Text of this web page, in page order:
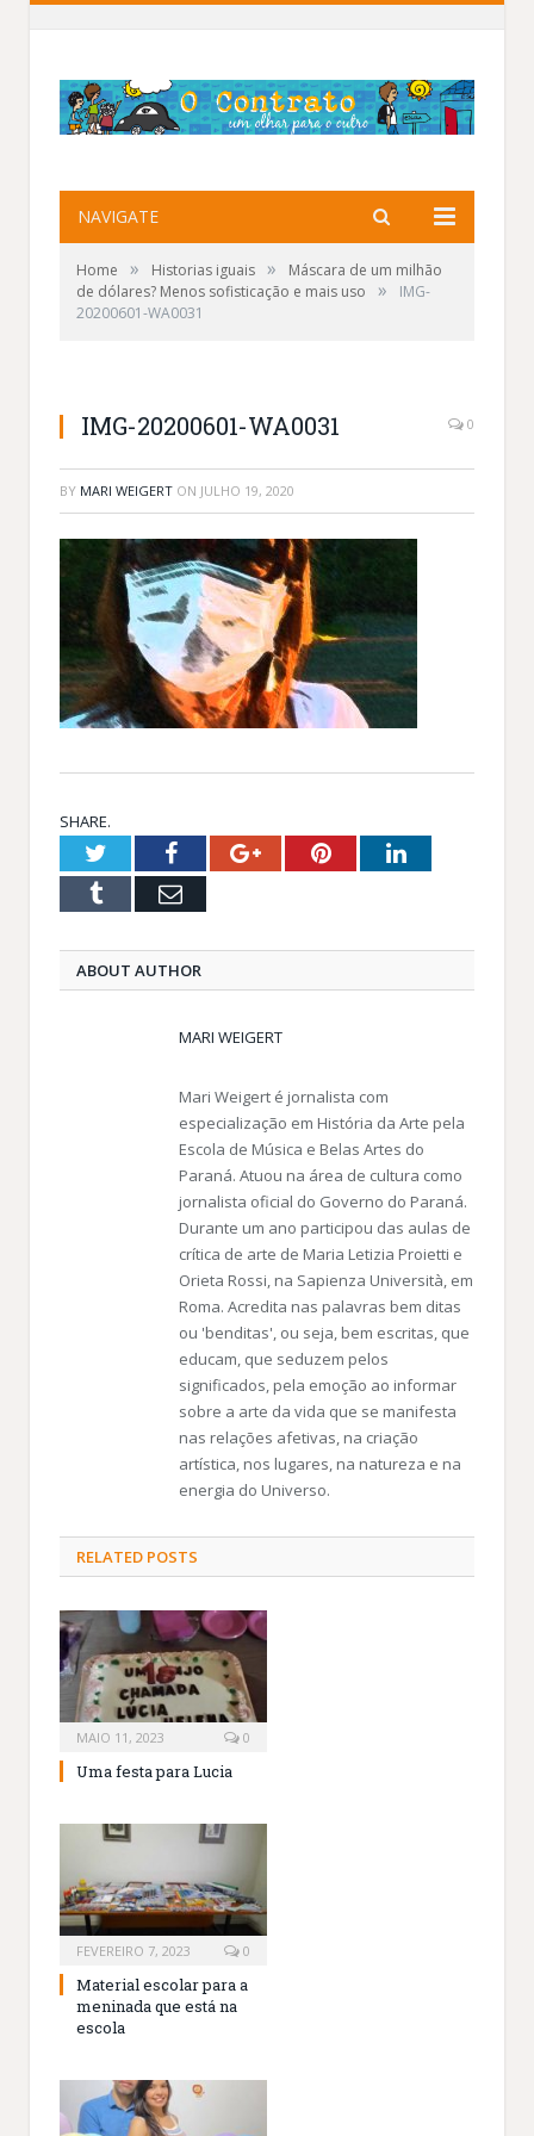
NAVIGATE
Home » Historias iguais »
Máscara de um milhão
de dólares? Menos sofisticação e mais uso
»
IMG-
20200601-WA0031
IMG-20200601-WA0031 0
BY MARI WEIGERT ON JULHO 19, 2020
SHARE.
TwitterFacebookGoogle+PinterestLinkedIn
Tumblr Email
ABOUT AUTHOR
MARI WEIGERT
Mari Weigert é jornalista com
especialização em História da Arte pela
Escola de Música e Belas Artes do
Paraná. Atuou na área de cultura como
jornalista oficial do Governo do Paraná.
Durante um ano participou das aulas de
crítica de arte de Maria Letizia Proietti e
Orieta Rossi, na Sapienza Università, em
Roma. Acredita nas palavras bem ditas
ou 'benditas', ou seja, bem escritas, que
educam, que seduzem pelos
significados, pela emoção ao informar
sobre a arte da vida que se manifesta
nas relações afetivas, na criação
artística, nos lugares, na natureza e na
energia do Universo.
RELATED POSTS
MAIO 11, 2023 0
Uma festa para Lucia
FEVEREIRO 7, 2023 0
Material escolar para a
meninada que está na
escola